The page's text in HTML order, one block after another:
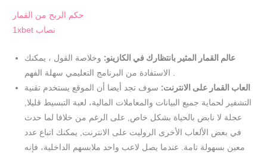
حكم الربح من القمار
1xbet نصاب
عالم القمار المثير بانتظارك في الكازينو: وخلاصة القول ، يمكنك
الاستفادة من البرنامج التعليمي سهلة الفهم .
العاب القمار على الانترنت: سوف تجد أيضا أن الموقع يستخدم تقنية
التشفير لحماية جميع البيانات والمعاملات المالية، لعبة التبسيط قليلا,
عجلة لا نابض بالحياة بشكل خاص, على الرغم من خلافا لما حدث
في بعض الألعاب الأخرى الروليت على الانترنت, يمكنك اتباع عدد
معين بسهولة تامة. عندما يصل لاعب واحد ملابسهم الداخلية، فإنه